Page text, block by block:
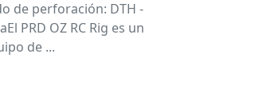
de perforación: DTH -
PRD OZ RC Rig es un
de ...